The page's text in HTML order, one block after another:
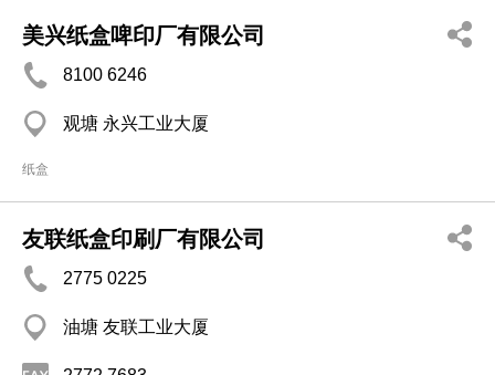
美兴纸盒啤印厂有限公司
8100 6246
观塘 永兴工业大厦
纸盒
友联纸盒印刷厂有限公司
2775 0225
油塘 友联工业大厦